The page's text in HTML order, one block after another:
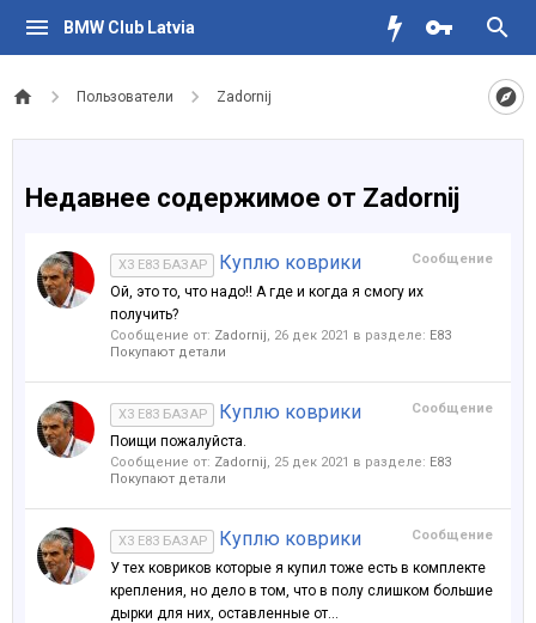
BMW Club Latvia
Пользователи Zadornij
Недавнее содержимое от Zadornij
Сообщение
X3 E83 БАЗАР Куплю коврики
Ой, это то, что надо!! А где и когда я смогу их
получить?
Сообщение от: Zadornij, 26 дек 2021 в разделе: Е83
Покупают детали
Сообщение
X3 E83 БАЗАР Куплю коврики
Поищи пожалуйста.
Сообщение от: Zadornij, 25 дек 2021 в разделе: Е83
Покупают детали
Сообщение
X3 E83 БАЗАР Куплю коврики
У тех ковриков которые я купил тоже есть в комплекте
крепления, но дело в том, что в полу слишком большие
дырки для них, оставленные от...